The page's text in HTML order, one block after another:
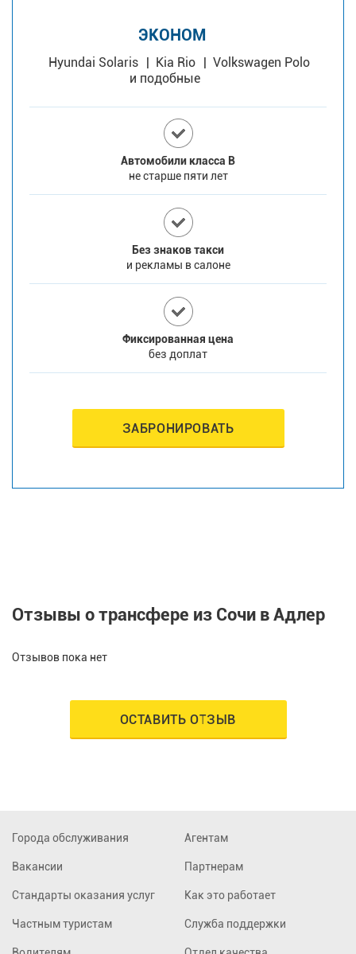
ЭКОНОМ
Hyundai Solaris Kia Rio
Volkswagen Polo
и подобные
Автомобили класса В
не старше пяти лет
Без знаков такси
и рекламы в салоне
Фиксированная цена
без доплат
ЗАБРОНИРОВАТЬ
Отзывы о трансфере из Сочи в Адлер
Отзывов пока нет
ОСТАВИТЬ ОТЗЫВ
Города обслуживания
Вакансии
Стандарты оказания услуг
Частным туристам
Агентам
Партнерам
Как это работает
Служба поддержки